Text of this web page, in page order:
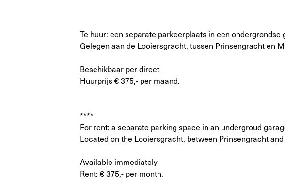
Te huur: een separate parkeerplaats in een
Gelegen aan de Looiersgracht, tussen Prinsengracht en
Beschikbaar per direct
Huurprijs € 375,- per maand.
****
For rent: a separate parking space in an undergroud
Located on the Looiersgracht, between Prinsengracht
Available immediately
Rent: € 375,- per month.